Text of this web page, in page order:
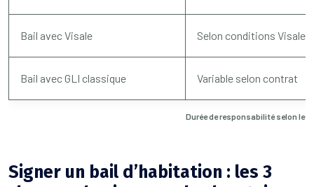
Durée de responsabilité selon le
Bail avec Visale Selon conditions Visale
Bail avec GLI classique Variable selon contrat
Signer un bail d’habitation : les 3